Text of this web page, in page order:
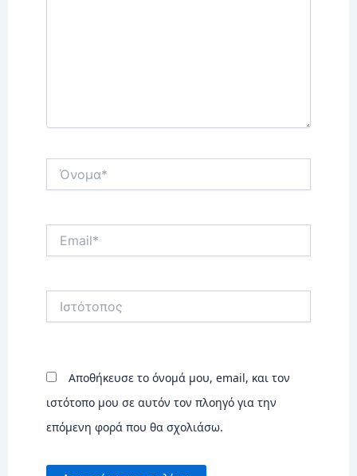
Όνομα*
Ιστότοπος
Αποθήκευσε το όνομά μου, email, και τον
ιστότοπο μου σε αυτόν τον πλοηγό για την
επόμενη φορά που θα σχολιάσω.